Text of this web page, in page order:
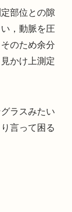
部位との隙
，動脈を圧
のため余分
かけ上測定
ラスみたい
言って困る